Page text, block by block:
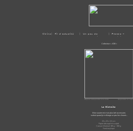
Vitrine | Fil d'actualité
| Un peu de
moi
| Presse –
Médias
Collection « JOIE »
Original indisponible à la vente Disponible en carte
La Distraite
Mon sourire est mon plus bel accessoire,
surtout quand je mélange un peu les choses…
23 x 23 x 3,5 cm
Papier découpé et sculpté
Canson Montval 185 g – 300 g
Fond acrylique